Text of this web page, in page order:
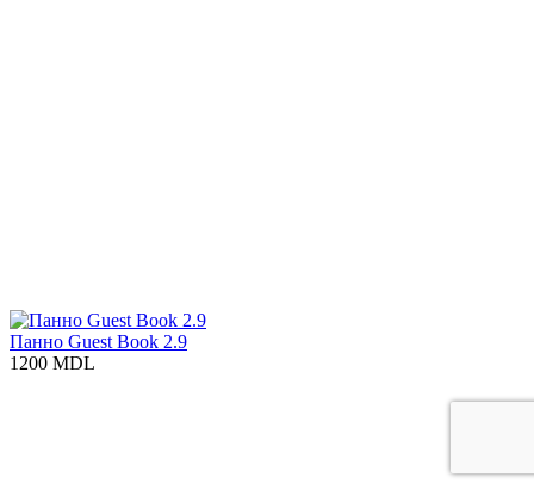
Панно Guest Book 2.9
1200 MDL